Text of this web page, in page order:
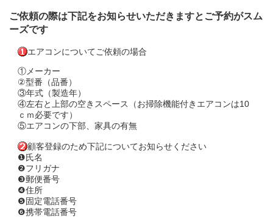
ご依頼の際は下記をお知らせいただきますとご予約がスム
ーズです
エアコンについてご依頼の場合
①メーカー
②型番（品番）
③年式（製造年）
④左右と上部の空きスペース（お掃除機能付きエアコンは10
ｃｍ必要です）
⑤エアコンの下部、家具の有無
顧客登録のため下記についてお知らせください
❶氏名
❷フリガナ
❸郵便番号
❹住所
❺固定電話番号
❻携帯電話番号